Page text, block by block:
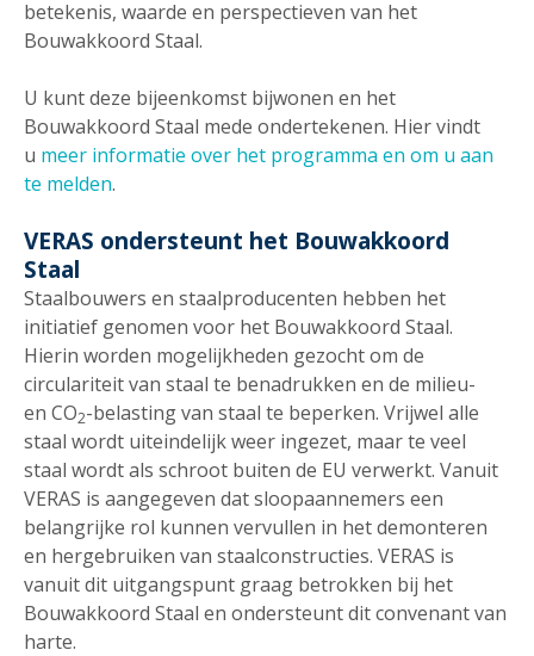
betekenis, waarde en perspectieven van het
Bouwakkoord Staal.
U kunt deze bijeenkomst bijwonen en het
Bouwakkoord Staal mede ondertekenen. Hier vindt
u meer informatie over het programma en om u aan
te melden.
VERAS ondersteunt het Bouwakkoord
Staal
Staalbouwers en staalproducenten hebben het
initiatief genomen voor het Bouwakkoord Staal.
Hierin worden mogelijkheden gezocht om de
circulariteit van staal te benadrukken en de milieu-
en CO2-belasting van staal te beperken. Vrijwel alle
staal wordt uiteindelijk weer ingezet, maar te veel
staal wordt als schroot buiten de EU verwerkt. Vanuit
VERAS is aangegeven dat sloopaannemers een
belangrijke rol kunnen vervullen in het demonteren
en hergebruiken van staalconstructies. VERAS is
vanuit dit uitgangspunt graag betrokken bij het
Bouwakkoord Staal en ondersteunt dit convenant van
harte.